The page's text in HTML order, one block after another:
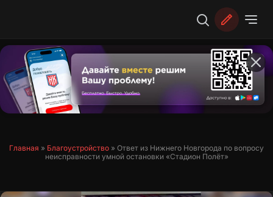
Главная » Благоустройство » Ответ из Нижнего Новгорода по вопросу
неисправности умной остановки «Стадион Полёт»